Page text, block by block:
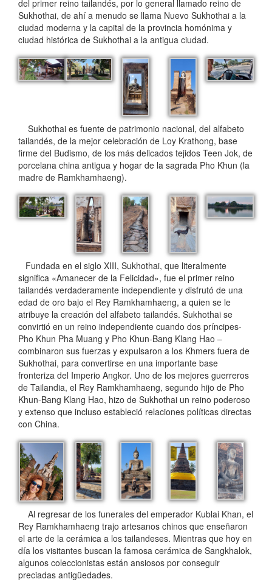
del primer reino tailandés, por lo general llamado reino de
Sukhothai, de ahí a menudo se llama Nuevo Sukhothai a la
ciudad moderna y la capital de la provincia homónima y
ciudad histórica de Sukhothai a la antigua ciudad.
Sukhothai es fuente de patrimonio nacional, del alfabeto
tailandés, de la mejor celebración de Loy Krathong, base
firme del Budismo, de los más delicados tejidos Teen Jok, de
porcelana china antigua y hogar de la sagrada Pho Khun (la
madre de Ramkhamhaeng).
Fundada en el siglo XIII, Sukhothai, que literalmente
significa «Amanecer de la Felicidad», fue el primer reino
tailandés verdaderamente independiente y disfrutó de una
edad de oro bajo el Rey Ramkhamhaeng, a quien se le
atribuye la creación del alfabeto tailandés. Sukhothai se
convirtió en un reino independiente cuando dos príncipes-
Pho Khun Pha Muang y Pho Khun-Bang Klang Hao –
combinaron sus fuerzas y expulsaron a los Khmers fuera de
Sukhothai, para convertirse en una importante base
fronteriza del Imperio Angkor. Uno de los mejores guerreros
de Tailandia, el Rey Ramkhamhaeng, segundo hijo de Pho
Khun-Bang Klang Hao, hizo de Sukhothai un reino poderoso
y extenso que incluso estableció relaciones políticas directas
con China.
Al regresar de los funerales del emperador Kublai Khan, el
Rey Ramkhamhaeng trajo artesanos chinos que enseñaron
el arte de la cerámica a los tailandeses. Mientras que hoy en
día los visitantes buscan la famosa cerámica de Sangkhalok,
algunos coleccionistas están ansiosos por conseguir
preciadas antigüedades.